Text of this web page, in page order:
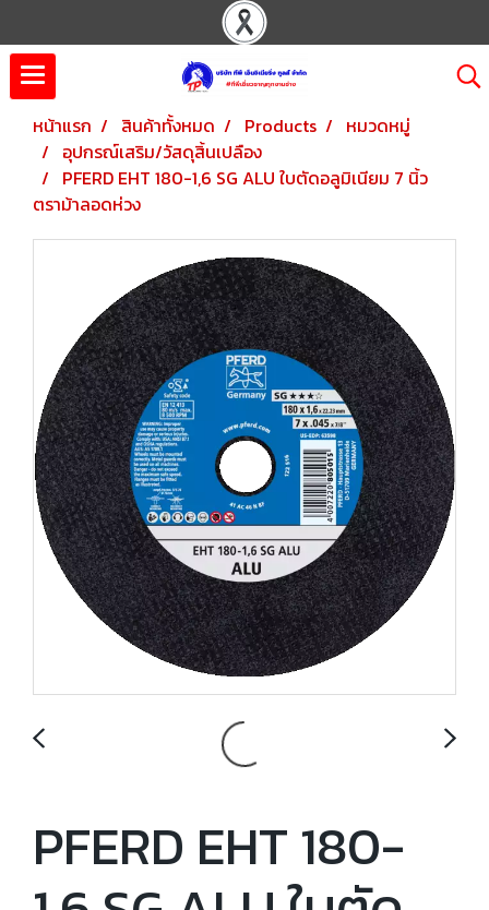
หน้าแรก สินค้าทั้งหมด Products
หมวดหมู่
อุปกรณ์เสริม/วัสดุสิ้นเปลือง
PFERD EHT 180-1,6 SG ALU ใบตัดอลูมิเนียม 7 นิ้ว
ตราม้าลอดห่วง
PFERD EHT 180-